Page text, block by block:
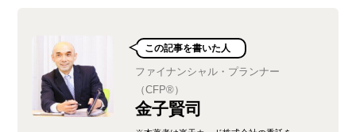
この記事を書いた人
ファイナンシャル・プランナー
（CFP®）
金子賢司